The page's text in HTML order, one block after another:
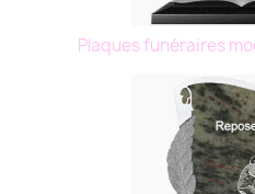
Plaques funéraires